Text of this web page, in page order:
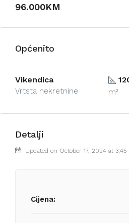
96.000KM
Općenito
Vikendica
Vrtsta nekretnine m²
Detalji
Updated on October 17, 2024 at 3:45
Cijena: